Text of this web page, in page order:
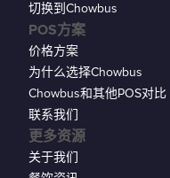
切换到Chowbus
POS方案
价格方案
为什么选择Chowbus
Chowbus和其他POS对比
联系我们
更多资源
关于我们